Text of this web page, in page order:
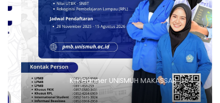
Klik Banner UNISMUH MAKASSAR